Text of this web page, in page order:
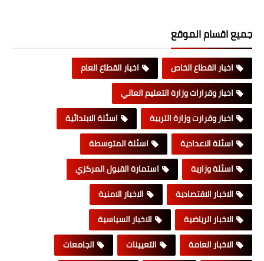
جميع اقسام الموقع
اخبار القطاع الخاص
اخبار القطاع العام
اخبار وقرارات وزارة التعليم العالي
اخبار وقرارت وزارة التربية
اسئلة الابتدائية
اسئلة الاعدادية
اسئلة المتوسطة
اسئلة وزارية
استمارة القبول المركزي
الاخبار الاقتصادية
الاخبار الامنية
الاخبار الرياضية
الاخبار السياسية
الاخبار العامة
التعيينات
الجامعات